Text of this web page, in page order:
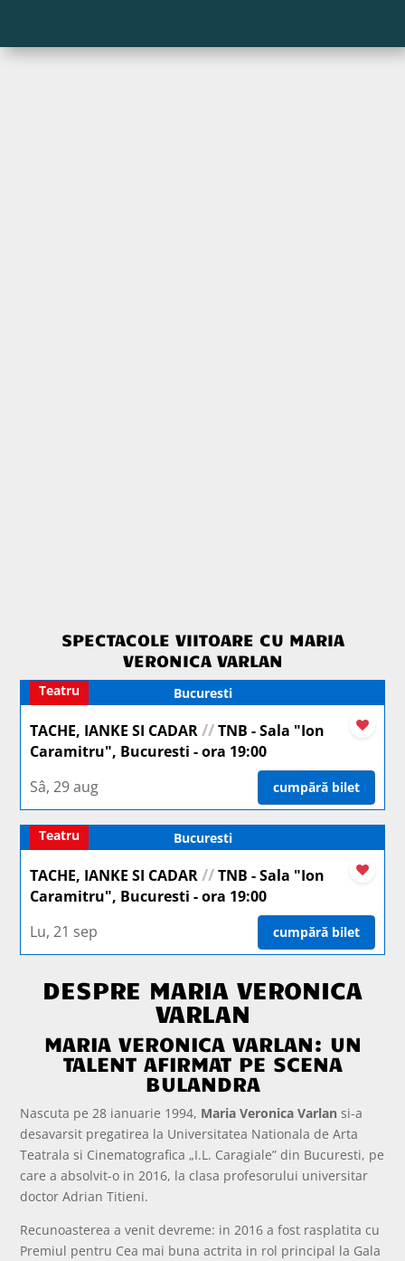
SPECTACOLE VIITOARE CU MARIA
VERONICA VARLAN
Bucuresti
Teatru
TACHE, IANKE SI CADAR//TNB - Sala "Ion
Caramitru", Bucuresti - ora 19:00
Sâ, 29 aug
cumpără bilet
Bucuresti
Teatru
TACHE, IANKE SI CADAR//TNB - Sala "Ion
Caramitru", Bucuresti - ora 19:00
Lu, 21 sep
cumpără bilet
DESPRE MARIA VERONICA
VARLAN
MARIA VERONICA VARLAN: UN
TALENT AFIRMAT PE SCENA
BULANDRA
Nascuta pe 28 ianuarie 1994, Maria Veronica Varlan si-a
desavarsit pregatirea la Universitatea Nationala de Arta
Teatrala si Cinematografica „I.L. Caragiale” din Bucuresti, pe
care a absolvit-o in 2016, la clasa profesorului universitar
doctor Adrian Titieni.
Recunoasterea a venit devreme: in 2016 a fost rasplatita cu
Premiul pentru Cea mai buna actrita in rol principal la Gala